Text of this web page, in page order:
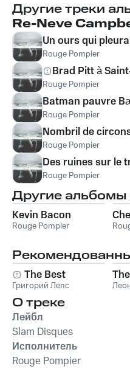
Другие треки
Re-Neve
Un ours qui
Rouge Pompier
Brad Pitt à
Rouge Pompier
Batman pauvre
Rouge Pompier
Nombril de
Rouge Pompier
Des ruines sur le
Rouge Pompier
Другие альбомы
Kevin Bacon
Rouge Pompier
The Best
Григорий Лепс
О треке
Лейбл
Slam Disques
Исполнитель
Rouge Pompier